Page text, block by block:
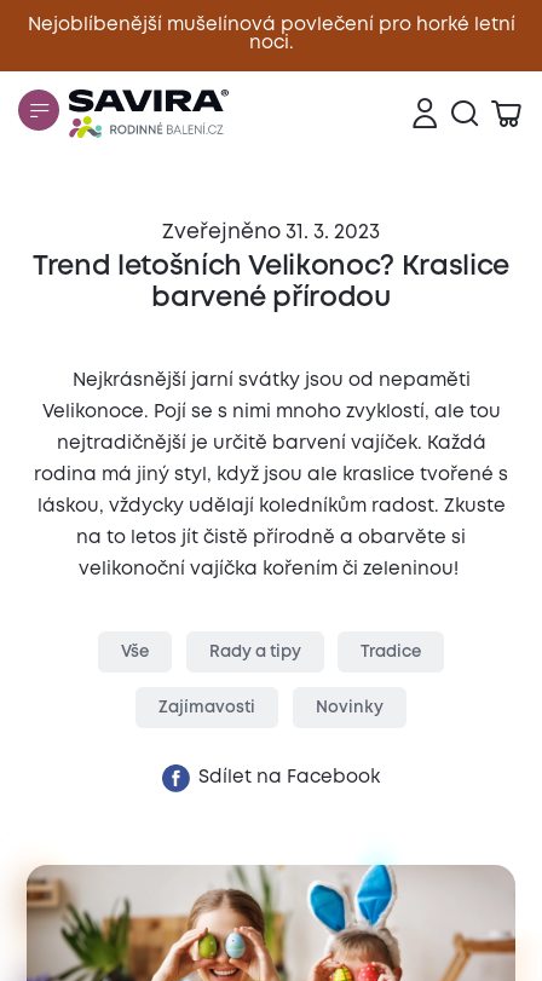
Nejoblíbenější mušelínová povlečení pro horké letní
noci.
Zavřít
Zveřejněno 31. 3. 2023
Trend letošních Velikonoc? Kraslice
barvené přírodou
Nejkrásnější jarní svátky jsou od nepaměti
Velikonoce. Pojí se s nimi mnoho zvyklostí, ale tou
nejtradičnější je určitě barvení vajíček. Každá
rodina má jiný styl, když jsou ale kraslice tvořené s
láskou, vždycky udělají koledníkům radost. Zkuste
na to letos jít čistě přírodně a obarvěte si
velikonoční vajíčka kořením či zeleninou!
Vše Rady a tipy Tradice
Zajímavosti Novinky
Sdílet na Facebook